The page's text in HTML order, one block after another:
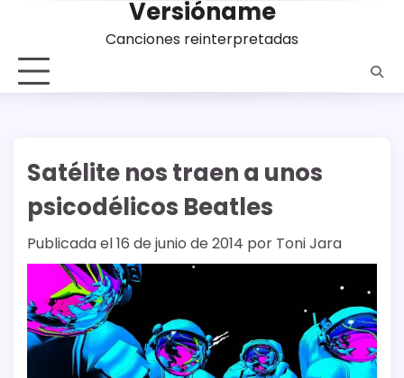
contenido
Versióname
Canciones reinterpretadas
Satélite nos traen a unos
psicodélicos Beatles
Publicada el16 de junio de 2014 por Toni Jara